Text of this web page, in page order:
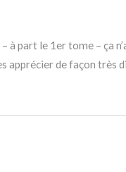
à part le 1er tome – ça
apprécier de façon très